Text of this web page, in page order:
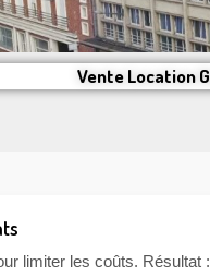
Vente Location
limiter les coûts. Résultat